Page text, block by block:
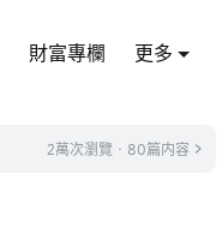
財富專欄 更多
2萬次瀏覽 · 80篇内容